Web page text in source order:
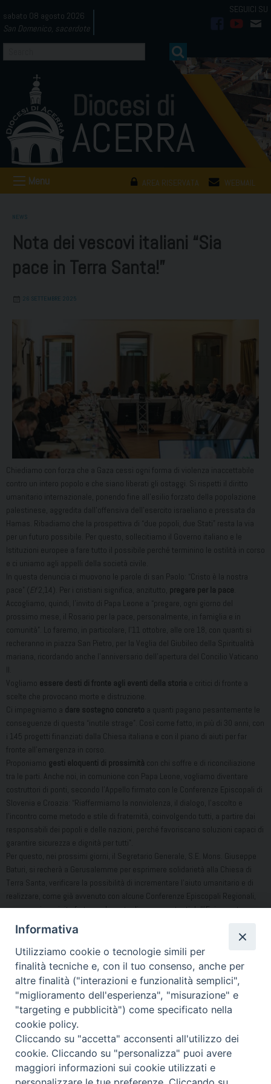
to
content
sabato 08 agosto 2026
San Domenico, sacerdote
AREA RISERVATA WEBMAIL
Menu
NEWS
Nota dei vescovi italiani “Sia
pace in Terra Santa!”
26 SETTEMBRE 2025
Chiediamo con forza che a Gaza cessi ogni forma di violenza inaccettabile
contro un intero popolo e che siano liberati gli ostaggi. Si rispetti il diritto
umanitario internazionale, ponendo fine all’esilio forzato della popolazione
palestinese, aggredita dall’offensiva dell’esercito israeliano e pressata da
Hamas. Ribadiamo che la prospettiva di “due popoli, due Stati” resta la via
per un futuro possibile. Per questo, sollecitiamo il Governo italiano e le
Istituzioni europee a fare tutto il possibile perché terminino le ostilità in corso
e ci uniamo agli appelli della società civile.
In questa denuncia ci muovono le parole di san Paolo: “Cristo è la nostra
pace” ( Ef 2,14). Per i cristiani significa, anzitutto, pregare per la pace
Accogliamo, quindi, l’invito di Papa Leone a “pregare, ogni giorno del
prossimo mese, il Rosario per la pace, personalmente, in famiglia e in
comunità”. Lo faremo, in particolare, l’11 ottobre, alle ore 18, con quanti si
recheranno in piazza San Pietro, per la Veglia del Giubileo della Spiritualità
mariana, ricordando anche l’anniversario dell’apertura del Concilio Vaticano
II.
Vogliamo essere desti di fronte agli eventi della storia e critici di fronte a
scelte che provocano morte e distruzione.
Ci impegniamo a dare sostegno concreto a quanti pagano pesantemente le
conseguenze di questa “inutile strage”. Così come fatto, in più di 30 anni, con
i 145 progetti finanziati dalla Chiesa italiana e con il piano di aiuti per far
fronte all’emergenza in corso.
Proponiamo gesti eloquenti di prossimità con chi soffre e di riconciliazione
tra le parti. Anche noi, in comunione con Papa Leone, vogliamo diventare
costruttori di ponti, secondo l’Appello firmato con le Conferenze Episcopali di
Slovenia e Croazia: “Riaffermiamo la nonviolenza, il dialogo, l’ascolto e
l’incontro come metodo e stile di fraternità, coinvolgendo tutti, a partire dai
responsabili dei popoli e delle nazioni, perché favoriscano soluzioni capaci di
garantire sicurezza e dignità per tutti”.
Per questo, nei prossimi giorni, il Segretario Generale, S.E. Mons. Giuseppe
Baturi, si recherà a Gerusalemme per esprimere solidarietà alla Chiesa di
Terra Santa, verificare la possibilità di incrementare l’aiuto umanitario e di
realizzare, come già avvenuto con alcune Conferenze Episcopali Regionali,
una prossima visita fraterna da parte di rappresentanti dell’Episcopato
italiano.
Dal sito: https://www.chiesacattolica.it/nota-sia-pace-in-terra-
santa/
Condividi…
Informativa
Utilizziamo cookie o tecnologie simili per
finalità tecniche e, con il tuo consenso, anche per
altre finalità ("interazioni e funzionalità semplici",
"miglioramento dell'esperienza", "misurazione" e
"targeting e pubblicità") come specificato nella
cookie policy.
Cliccando su "accetta" acconsenti all'utilizzo dei
cookie. Cliccando su "personalizza" puoi avere
maggiori informazioni sui cookie utilizzati e